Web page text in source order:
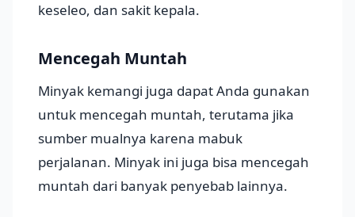
keseleo, dan sakit kepala.
Mencegah Muntah
Minyak kemangi juga dapat Anda gunakan
untuk mencegah muntah, terutama jika
sumber mualnya karena mabuk
perjalanan. Minyak ini juga bisa mencegah
muntah dari banyak penyebab lainnya.